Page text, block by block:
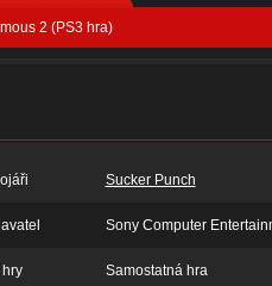
2 (PS3 hra)
Sucker Punch
Sony Computer
hry Samostatná hra